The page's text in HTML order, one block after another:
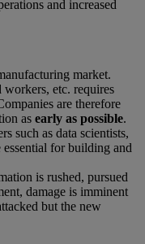
and increased
market.
etc. requires
are therefore
as early as possible.
such as data scientists,
for building and
is rushed, pursued
damage is imminent
but the new